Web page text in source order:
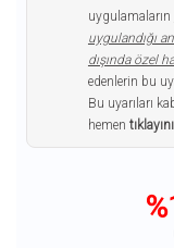
uygulamaların
uygulandığı
dışında özel
edenlerin bu
Bu uyarıları
hemen